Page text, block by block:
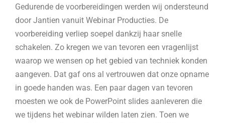
Gedurende de voorbereidingen werden wij ondersteund
door Jantien vanuit Webinar Producties. De
voorbereiding verliep soepel dankzij haar snelle
schakelen. Zo kregen we van tevoren een vragenlijst
waarop we wensen op het gebied van techniek konden
aangeven. Dat gaf ons al vertrouwen dat onze opname
in goede handen was. Een paar dagen van tevoren
moesten we ook de PowerPoint slides aanleveren die
we tijdens het webinar wilden laten zien. Toen we